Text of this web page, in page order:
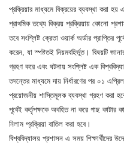
প্রক্রিয়ার মাধ্যমে বিক্রয়ের ব্যবস্থা করা হয়
প্রাথমিক তথ্যে বিক্রয় প্রক্রিয়ায় কোনো
তবে সংশ্লিষ্ট ক্রেতা ওয়ার্ক অর্ডার প্রাপ্তির
করেন, যা স্পষ্টতই নিয়মবহির্ভূত। বিষয়টি
গ্রহণ করে এবং ঘটনায় সংশ্লিষ্ট এক
তদন্তের মাধ্যমে দায় নির্ধারণের পর ০১
প্রয়োজনীয় শাস্তিমূলক ব্যবস্থা গ্রহণ করা
পূর্বেই কর্তৃপক্ষকে অবহিত না করে গাছ কাটার
নিলাম প্রক্রিয়া বাতিল করা হবে।
বিশ্ববিদ্যালয় প্রশাসন এ সময় শিক্ষার্থীদের